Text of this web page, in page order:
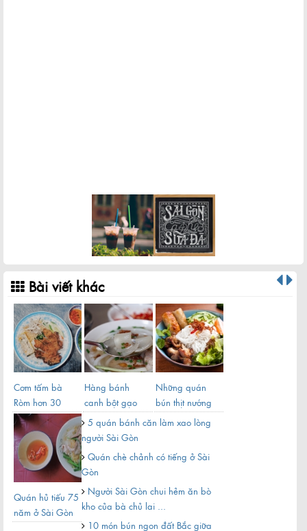
Bài viết khác
Cơm tấm bà
Ròm hơn 30
năm nức tiếng
Sài Gòn
Hàng bánh
canh bột gạo
hơn 60 năm
nằm gần chợ ở
...
Những quán
bún thịt nướng
luôn tấp nập
Quán hủ tiếu 75
năm ở Sài Gòn
đông nghịt
5 quán bánh căn làm xao lòng
người Sài Gòn
Quán chè chảnh có tiếng ở Sài
Gòn
Người Sài Gòn chui hẻm ăn bò
kho của bà chủ lai ...
10 món bún ngon đất Bắc giữa